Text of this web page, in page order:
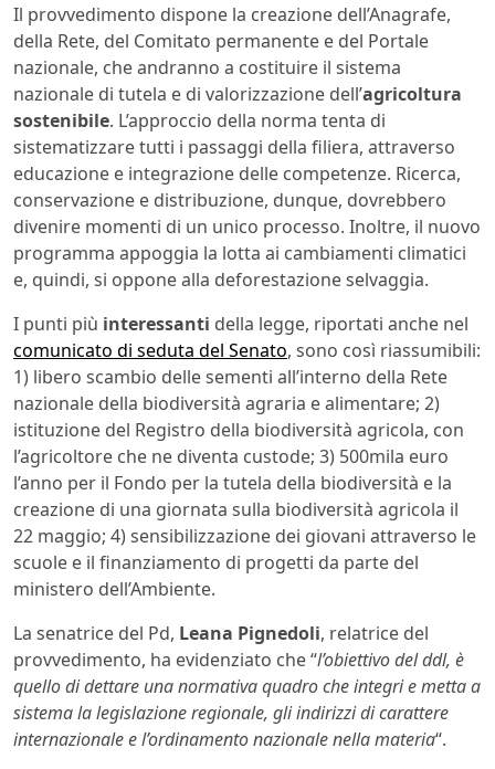
Il provvedimento dispone la creazione dell’Anagrafe,
della Rete, del Comitato permanente e del Portale
nazionale, che andranno a costituire il sistema
nazionale di tutela e di valorizzazione dell’agricoltura
sostenibile. L’approccio della norma tenta di
sistematizzare tutti i passaggi della filiera, attraverso
educazione e integrazione delle competenze. Ricerca,
conservazione e distribuzione, dunque, dovrebbero
divenire momenti di un unico processo. Inoltre, il nuovo
programma appoggia la lotta ai cambiamenti climatici
e, quindi, si oppone alla deforestazione selvaggia.
I punti più interessanti della legge, riportati anche nel
comunicato di seduta del Senato, sono così riassumibili:
1) libero scambio delle sementi all’interno della Rete
nazionale della biodiversità agraria e alimentare; 2)
istituzione del Registro della biodiversità agricola, con
l’agricoltore che ne diventa custode; 3) 500mila euro
l’anno per il Fondo per la tutela della biodiversità e la
creazione di una giornata sulla biodiversità agricola il
22 maggio; 4) sensibilizzazione dei giovani attraverso le
scuole e il finanziamento di progetti da parte del
ministero dell’Ambiente.
La senatrice del Pd, Leana Pignedoli, relatrice del
provvedimento, ha evidenziato che “l’obiettivo del ddl, è
quello di dettare una normativa quadro che integri e metta a
sistema la legislazione regionale, gli indirizzi di carattere
internazionale e l’ordinamento nazionale nella materia“.